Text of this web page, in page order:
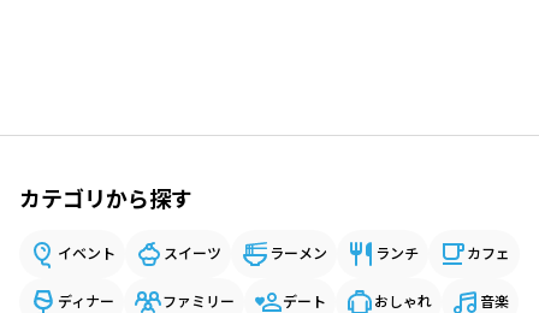
カテゴリから探す
イベント スイーツ ラーメン ランチ カフェ
ディナー ファミリー デート おしゃれ 音楽